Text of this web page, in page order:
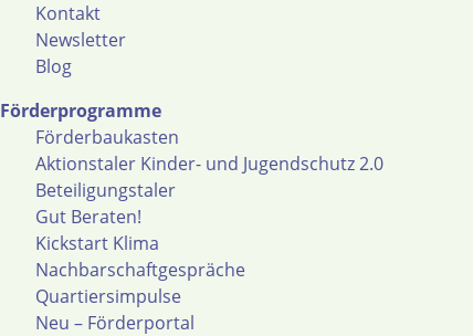
Kontakt
Newsletter
Blog
Förderprogramme
Förderbaukasten
Aktionstaler Kinder- und Jugendschutz 2.0
Beteiligungstaler
Gut Beraten!
Kickstart Klima
Nachbarschaftgespräche
Quartiersimpulse
Neu – Förderportal